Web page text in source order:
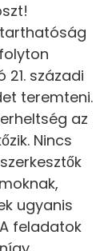
századi
teremteni.
az
Nincs
ugyanis
feladatok